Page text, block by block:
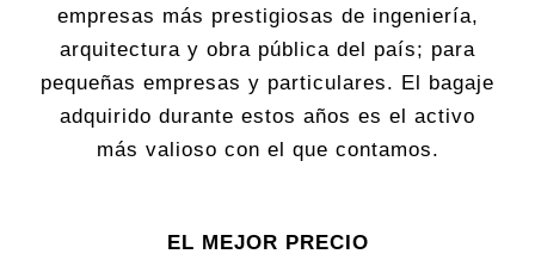
empresas más prestigiosas de ingeniería,
arquitectura y obra pública del país; para
pequeñas empresas y particulares. El bagaje
adquirido durante estos años es el activo
más valioso con el que contamos.
EL MEJOR PRECIO